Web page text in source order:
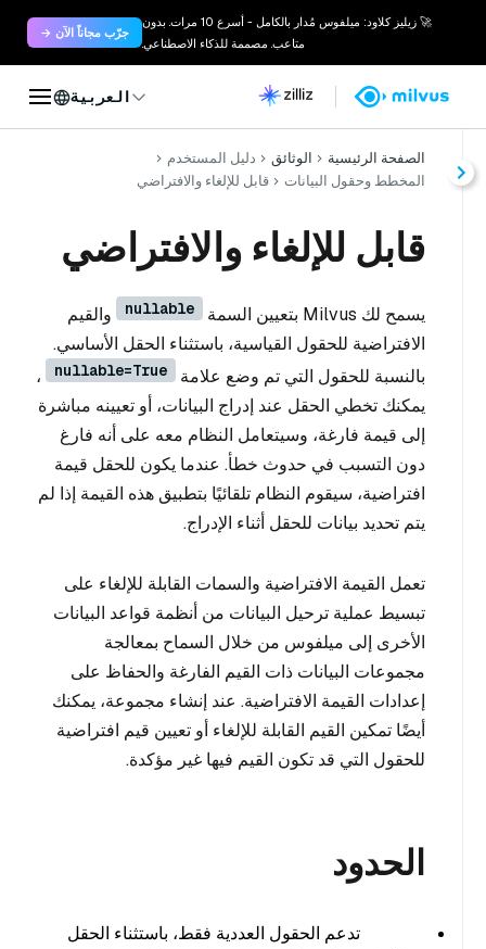
🚀 زيليز كلاود: ميلفوس مُدار بالكامل - أسرع 10 مرات. بدون
متاعب. مصممة للذكاء الاصطناعي.
جرّب مجاناً الآن →
العربية
الصفحة الرئيسية الوثائق
دليل المستخدم
المخطط وحقول البيانات
قابل للإلغاء والافتراضي
قابل للإلغاء والافتراضي
يسمح لك Milvus بتعيين السمة nullable
والقيم
الافتراضية للحقول القياسية، باستثناء الحقل الأساسي.
بالنسبة للحقول التي تم وضع علامة
nullable=True
،
يمكنك تخطي الحقل عند إدراج البيانات، أو تعيينه مباشرة
إلى قيمة فارغة، وسيتعامل النظام معه على أنه فارغ
دون التسبب في حدوث خطأ. عندما يكون للحقل قيمة
افتراضية، سيقوم النظام تلقائيًا بتطبيق هذه القيمة إذا لم
يتم تحديد بيانات للحقل أثناء الإدراج.
تعمل القيمة الافتراضية والسمات القابلة للإلغاء على
تبسيط عملية ترحيل البيانات من أنظمة قواعد البيانات
الأخرى إلى ميلفوس من خلال السماح بمعالجة
مجموعات البيانات ذات القيم الفارغة والحفاظ على
إعدادات القيمة الافتراضية. عند إنشاء مجموعة، يمكنك
أيضًا تمكين القيم القابلة للإلغاء أو تعيين قيم افتراضية
للحقول التي قد تكون القيم فيها غير مؤكدة.
الحدود
تدعم الحقول العددية فقط، باستثناء الحقل